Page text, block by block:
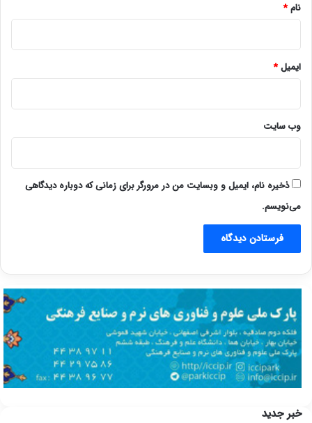
نام*
ایمیل*
وب‌ سایت
ذخیره نام، ایمیل و وبسایت من در مرورگر برای زمانی که دوباره دیدگاهی
می‌نویسم.
خبر جدید